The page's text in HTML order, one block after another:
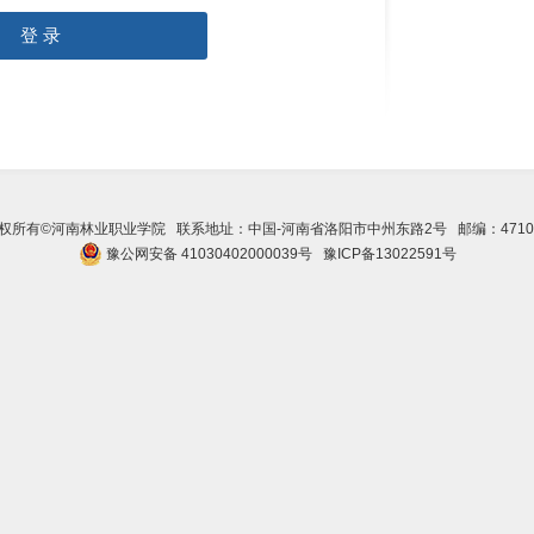
登 录
所有©河南林业职业学院 联系地址：中国-河南省洛阳市中州东路2号 邮编：
豫公网安备 41030402000039号
豫ICP备13022591号